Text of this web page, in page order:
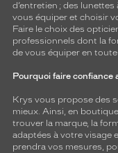
d’entretien ; des lunettes
vous équiper et choisir
Faire le choix des
professionnels dont la
de vous équiper en
Pourquoi faire confiance
Krys vous propose des
mieux. Ainsi, en
trouver la marque, la
adaptées à votre visage
prendra vos mesures,